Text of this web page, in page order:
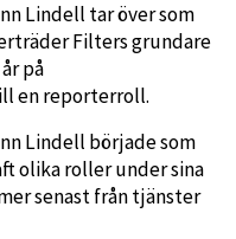
Lindell tar över som
Filters grundare
på
en reporterroll.
Lindell började som
olika roller under sina
senast från tjänster